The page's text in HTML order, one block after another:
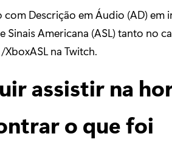
Descrição em Áudio (AD) em
Sinais Americana (ASL) tanto no
na Twitch.
assistir na
o que foi